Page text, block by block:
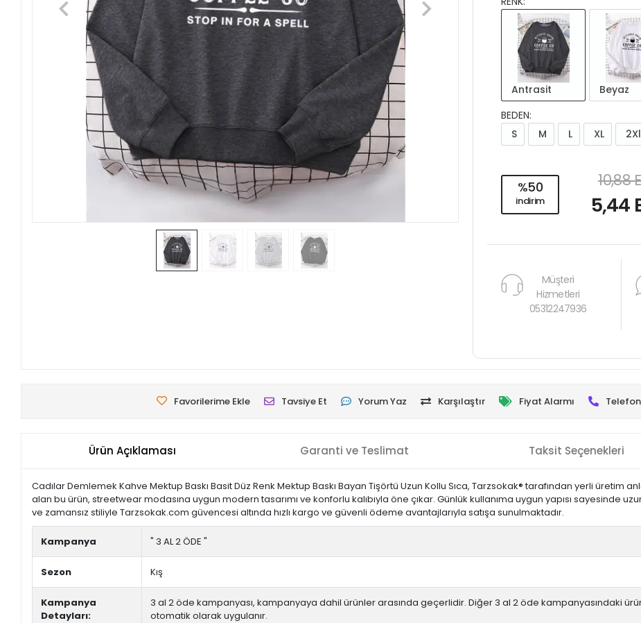
Antrasit Beyaz
BEDEN:
S
M L XL 2Xl
%50
indirim
10,88
5,44
Müşteri
Hizmetleri
05312247936
Favorilerime Ekle Tavsiye Et Yorum Yaz Karşılaştır Fiyat Alarmı
Ürün Açıklaması Garanti ve Teslimat Taksit Seçenekleri
Cadılar Demlemek Kahve Mektup Baskı Basit Düz Renk Mektup Baskı Bayan Tişörtü Uzun Kollu Sıca, Tarzsokak® tarafından yerli üretim
alan bu ürün, streetwear modasına uygun modern tasarımı ve konforlu kalıbıyla öne çıkar. Günlük kullanıma uygun yapısı sayesinde
ve zamansız stiliyle Tarzsokak.com güvencesi altında hızlı kargo ve güvenli ödeme avantajlarıyla satışa sunulmaktadır.
Kampanya " 3 AL 2 ÖDE "
Sezon Kış
Kampanya
Detayları:
3 al 2 öde kampanyası, kampanyaya dahil ürünler arasında geçerlidir. Diğer 3 al 2 öde kampanyasındaki
otomatik olarak uygulanır.